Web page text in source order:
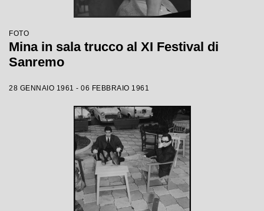
FOTO
Mina in sala trucco al XI Festival di
Sanremo
28 GENNAIO 1961 - 06 FEBBRAIO 1961